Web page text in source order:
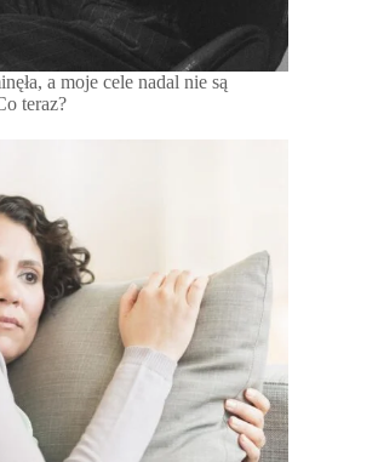
a moje cele nadal nie są
teraz?